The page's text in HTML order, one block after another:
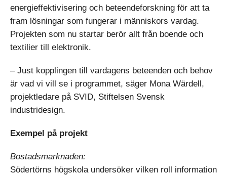
energieffektivisering och beteendeforskning för att ta
fram lösningar som fungerar i människors vardag.
Projekten som nu startar berör allt från boende och
textilier till elektronik.
– Just kopplingen till vardagens beteenden och behov
är vad vi vill se i programmet, säger Mona Wärdell,
projektledare på SVID, Stiftelsen Svensk
industridesign.
Exempel på projekt
Bostadsmarknaden:
Södertörns högskola undersöker vilken roll information